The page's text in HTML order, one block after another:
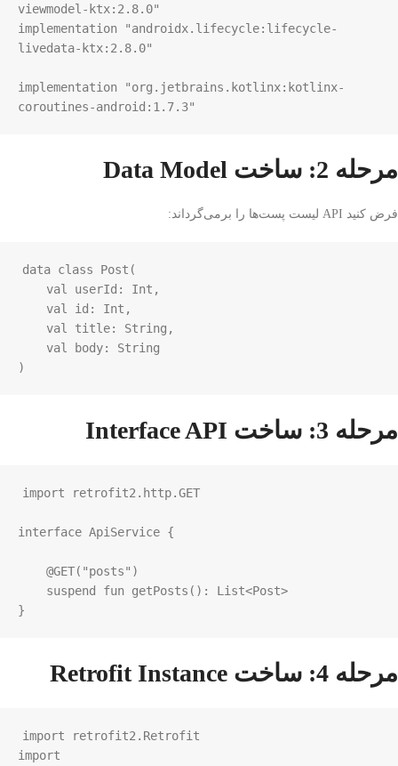
viewmodel-ktx:2.8.0"
implementation "androidx.lifecycle:lifecycle-
livedata-ktx:2.8.0"
implementation "org.jetbrains.kotlinx:kotlinx-
coroutines-android:1.7.3"
مرحله 2: ساخت Data Model
فرض کنید API لیست پست‌ها را برمی‌گرداند:
data class Post (
val
userId : Int ,
val
id : Int ,
val
title: String ,
val
body: String
)
مرحله 3: ساخت Interface API
import retrofit2 . http.GET
interface ApiService {
@GET( "posts" )
suspend
fun getPosts (): List<Post>
}
مرحله 4: ساخت Retrofit Instance
import retrofit2 . Retrofit
import